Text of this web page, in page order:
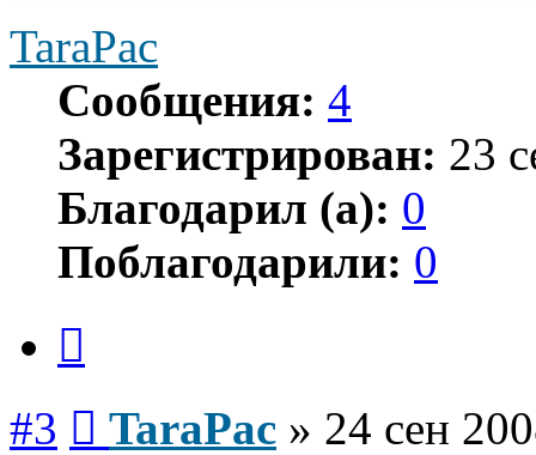
TaraPac
Сообщения: 4
Зарегистрирован: 23
Благодарил (а): 0
Поблагодарили: 0
#3 TaraPac » 24 сен